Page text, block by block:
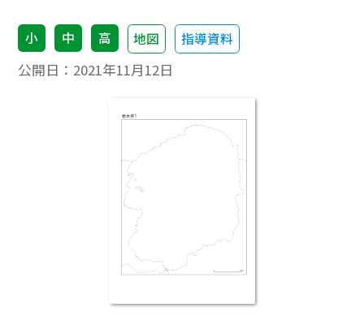
小 中 高 地図 指導資料
公開日： 2021年11月12日